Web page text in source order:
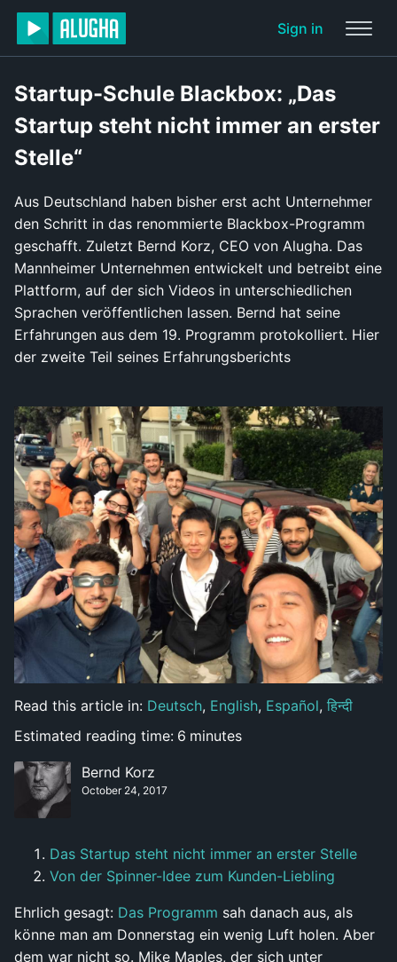
Sign in
Startup-Schule Blackbox: „Das
Startup steht nicht immer an erster
Stelle“
Aus Deutschland haben bisher erst acht Unternehmer
den Schritt in das renommierte Blackbox-Programm
geschafft. Zuletzt Bernd Korz, CEO von Alugha. Das
Mannheimer Unternehmen entwickelt und betreibt eine
Plattform, auf der sich Videos in unterschiedlichen
Sprachen veröffentlichen lassen. Bernd hat seine
Erfahrungen aus dem 19. Programm protokolliert. Hier
der zweite Teil seines Erfahrungsberichts
Read this article in: Deutsch, English, Español, हिन्दी
Estimated reading time: 6 minutes
Bernd Korz
October 24, 2017
Das Startup steht nicht immer an erster Stelle
Von der Spinner-Idee zum Kunden-Liebling
Ehrlich gesagt: Das Programm sah danach aus, als
könne man am Donnerstag ein wenig Luft holen. Aber
dem war nicht so. Mike Maples, der sich unter